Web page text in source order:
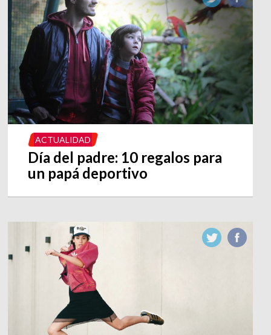
ACTUALIDAD
Día del padre: 10 regalos para
un papá deportivo